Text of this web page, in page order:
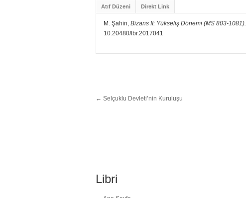
Atıf Düzeni Direkt Link
M. Şahin, Bizans II: Yükseliş Dönemi (MS 803-1081).
10.20480/lbr.2017041
← Selçuklu Devleti’nin Kuruluşu
Libri